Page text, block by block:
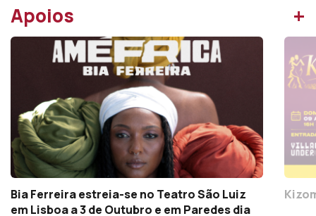
Apoios +
Bia Ferreira estreia-se no Teatro São Luiz